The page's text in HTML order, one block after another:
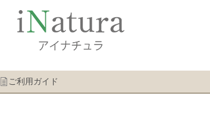
ご利用ガイド